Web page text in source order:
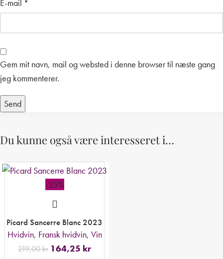
E-mail *
Gem mit navn, mail og websted i denne browser til næste gang
jeg kommenterer.
Du kunne også være interesseret i…
-25%
Picard Sancerre Blanc 2023
Hvidvin, Fransk hvidvin, Vin
219,00kr 164,25 kr